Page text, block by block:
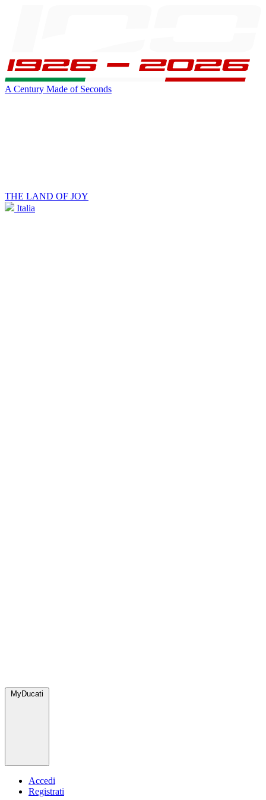
A Century Made of Seconds
THE LAND OF JOY
Italia
MyDucati
Accedi
Registrati